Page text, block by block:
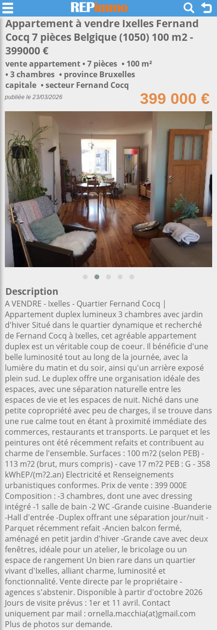
Appartement à vendre Ixelles Fernand
Cocq 7 pièces Belgique (1050) 100 m2 -
399000 €
vente appartement 7 pièces
100 m²
3 chambres
province Bruxelles
capitale
secteur Fernand Cocq
399 000 €
publiée le 23/03/2026
Description
A VENDRE - Ixelles - Quartier Fernand Cocq |
Appartement duplex lumineux 3 chambres avec jardin
d'hiver Situé dans le quartier dynamique et recherché
de Fernand Cocq à Ixelles, cet agréable appartement
duplex est un véritable coup de coeur. Il bénéficie d'une
belle luminosité tout au long de la journée, avec la
lumière du matin et du soir, ainsi qu'un arrière exposé
plein sud. Le duplex offre une organisation idéale des
espaces, avec une séparation naturelle entre les
espaces de vie et les espaces de nuit. Niché dans une
petite copropriété avec peu de charges, il se trouve dans
une rue calme tout en étant à proximité immédiate des
commerces, restaurants et transports. Le parquet et les
peintures ont été récemment refaits et contribuent au
charme de l'ensemble. Surfaces : 100 m?2 (selon PEB) -
113 m?2 (brut, murs compris) - cave 17 m?2 PEB : G - 358
kWhEP/(m?2.an) Electricité et Renseignements
urbanistiques conformes. Prix de vente : 399 000E
Composition : -3 chambres, dont une avec dressing
intégré -1 salle de bain -2 WC -Grande cuisine -Buanderie
-Hall d'entrée -Duplex offrant une séparation jour/nuit -
Parquet récemment refait -Ancien balcon fermé,
aménagé en petit jardin d'hiver -Grande cave avec deux
fenêtres, idéale pour un atelier, le bricolage ou un
espace de rangement Un bien rare dans un quartier
vivant d'Ixelles, alliant charme, luminosité et
fonctionnalité. Vente directe par le propriétaire -
agences s'abstenir. Disponible à partir d'octobre 2026
Jours de visite prévus : 1er et 11 avril. Contact
uniquement par mail : ornella.macchia(at)gmail.com
Plus de photos sur demande.